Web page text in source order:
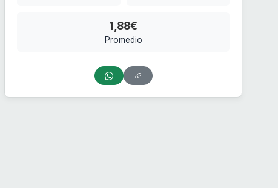
1,88€
Promedio